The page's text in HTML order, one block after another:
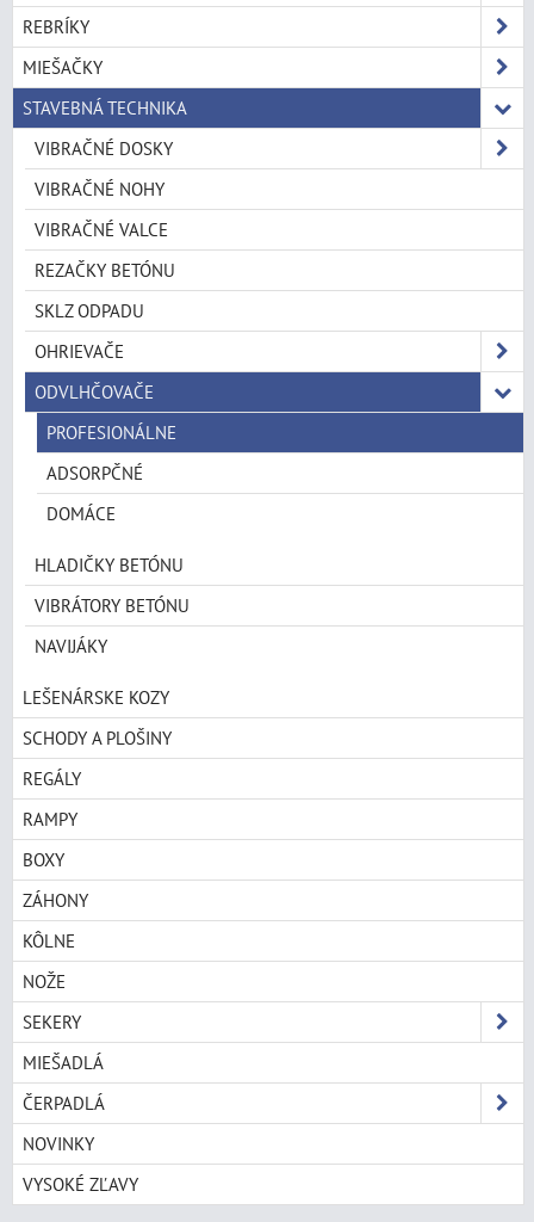
REBRÍKY
MIEŠAČKY
STAVEBNÁ TECHNIKA
VIBRAČNÉ DOSKY
VIBRAČNÉ NOHY
VIBRAČNÉ VALCE
REZAČKY BETÓNU
SKLZ ODPADU
OHRIEVAČE
ODVLHČOVAČE
PROFESIONÁLNE
ADSORPČNÉ
DOMÁCE
HLADIČKY BETÓNU
VIBRÁTORY BETÓNU
NAVIJÁKY
LEŠENÁRSKE KOZY
SCHODY A PLOŠINY
REGÁLY
RAMPY
BOXY
ZÁHONY
KÔLNE
NOŽE
SEKERY
MIEŠADLÁ
ČERPADLÁ
NOVINKY
VYSOKÉ ZĽAVY